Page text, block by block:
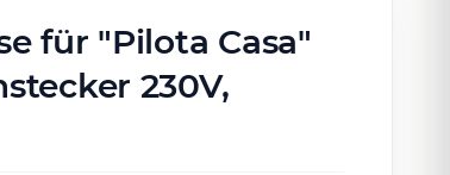
für "Pilota Casa"
230V,